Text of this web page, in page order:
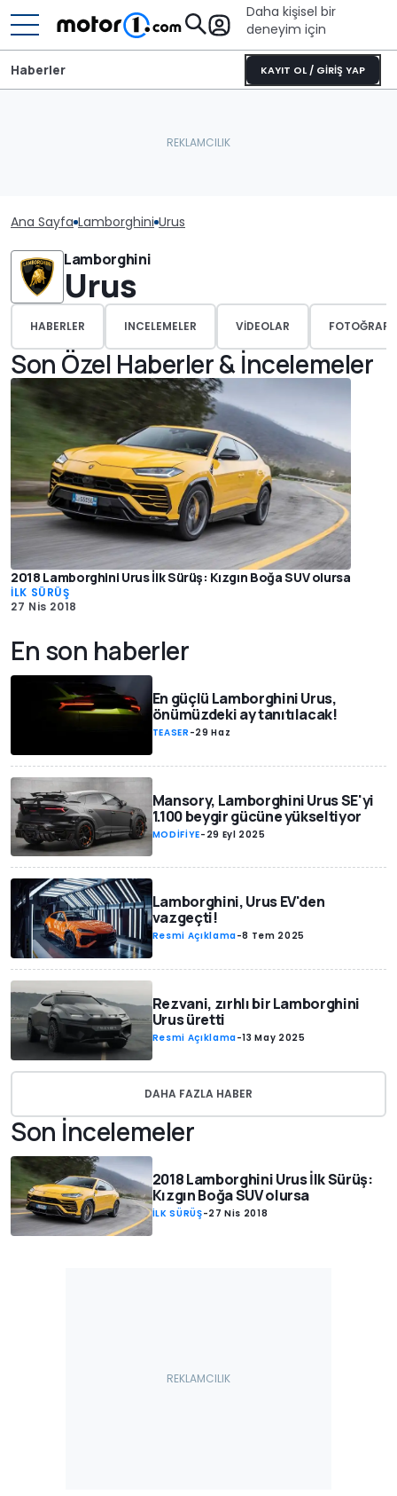
Daha kişisel bir
deneyim için
KAYIT OL / GİRİŞ YAP
Haberler
Ana Sayfa Lamborghini Urus
Lamborghini
Urus
HABERLER INCELEMELER VIDEOLAR
Son Özel Haberler & İncelemeler
2018 Lamborghini Urus İlk Sürüş: Kızgın Boğa SUV olursa
İLK SÜRÜŞ
27 Nis 2018
En son haberler
En güçlü Lamborghini Urus,
önümüzdeki ay tanıtılacak!
TEASER -29 Haz
Mansory, Lamborghini Urus SE'yi
1.100 beygir gücüne yükseltiyor
MODİFİYE- 29 Eyl 2025
Lamborghini, Urus EV'den
vazgeçti!
Resmi Açıklama-8 Tem 2025
Rezvani, zırhlı bir Lamborghini
Urus üretti
Resmi Açıklama-13 May 2025
DAHA FAZLA HABER
Son İncelemeler
2018 Lamborghini Urus İlk Sürüş:
Kızgın Boğa SUV olursa
İLK SÜRÜŞ-27 Nis 2018